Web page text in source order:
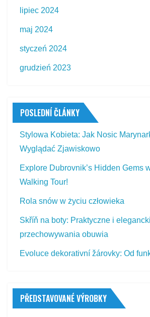
lipiec 2024
maj 2024
styczeń 2024
grudzień 2023
POSLEDNÍ ČLÁNKY
Stylowa Kobieta: Jak Nosic
Wyglądać Zjawiskowo
Explore Dubrovnik’s Hidden Gems
Walking Tour!
Rola snów w życiu człowieka
Skříň na boty: Praktyczne i
przechowywania obuwia
Evoluce dekorativní žárovky: Od
PŘEDSTAVOVANÉ VÝROBKY